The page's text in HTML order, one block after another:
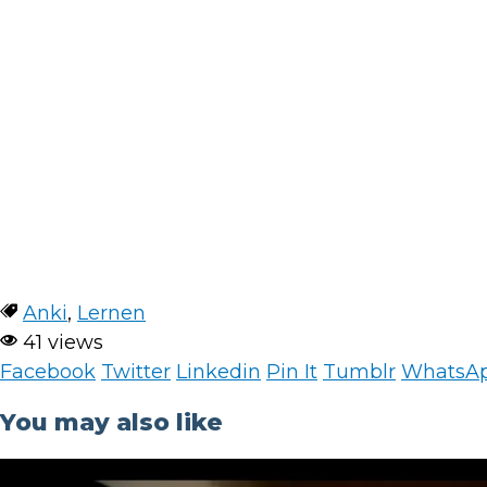
Anki, Lernen
41 views
Facebook Twitter Linkedin Pin It Tumblr
You may also like